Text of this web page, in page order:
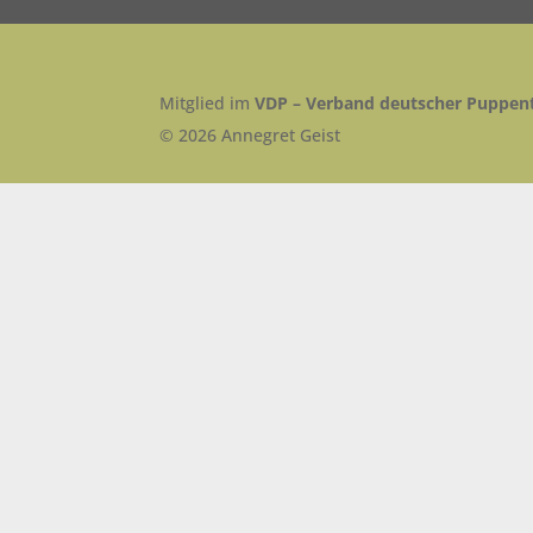
Mitglied imVDP – Verband deutscher
© 2026 Annegret Geist